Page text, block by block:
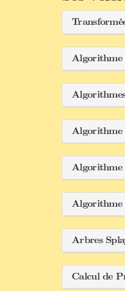
Algorithme
Arbres
Calcul de